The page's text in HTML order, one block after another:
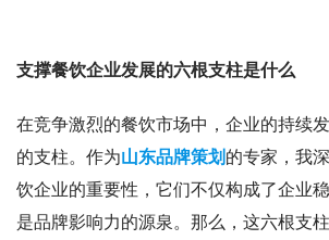
支撑餐饮企业发展的六根支柱是什么
在竞争激烈的餐饮市场中，企业的持续
的支柱。作为山东品牌策划 的专家，我
饮企业的重要性，它们不仅构成了企业
是品牌影响力的源泉。那么，这六根支